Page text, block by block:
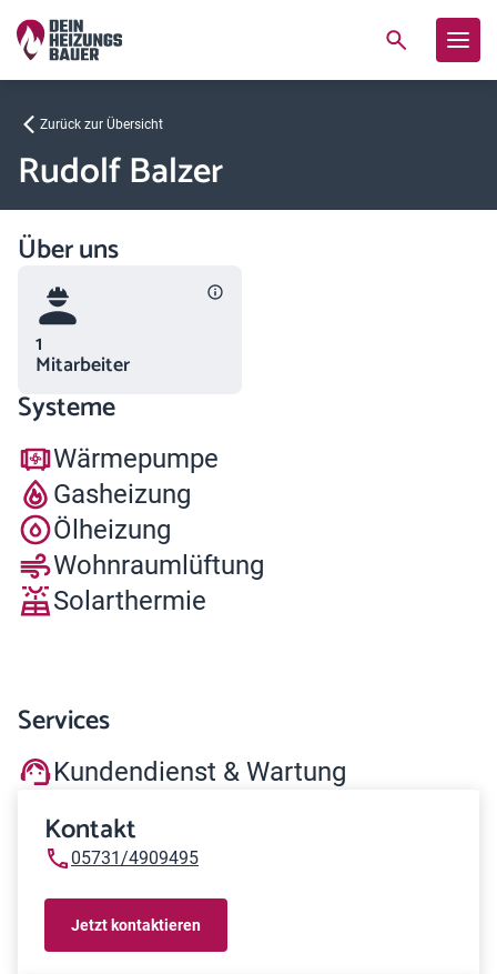
Zurück zur Übersicht
Rudolf Balzer
Über uns
1
Mitarbeiter
Systeme
Wärmepumpe
Gasheizung
Ölheizung
Wohnraumlüftung
Solarthermie
Services
Kundendienst & Wartung
Kontakt
05731/4909495
Jetzt kontaktieren